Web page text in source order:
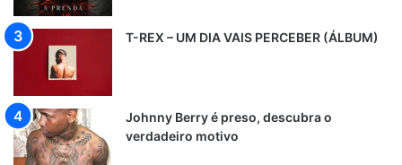
T-REX – UM DIA VAIS PERCEBER (ÁLBUM)
Johnny Berry é preso, descubra o
verdadeiro motivo